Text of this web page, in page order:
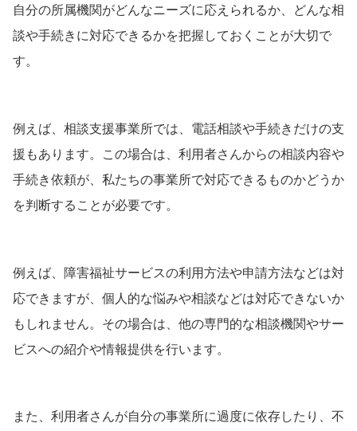
自分の所属機関がどんなニーズに応えられるか、どんな相
談や手続きに対応できるかを把握しておくことが大切で
す。
例えば、相談支援事業所では、電話相談や手続きだけの支
援もあります。この場合は、利用者さんからの相談内容や
手続き依頼が、私たちの事業所で対応できるものかどうか
を判断することが必要です。
例えば、障害福祉サービスの利用方法や申請方法などは対
応できますが、個人的な悩みや相談などは対応できないか
もしれません。その場合は、他の専門的な相談機関やサー
ビスへの紹介や情報提供を行います。
また、利用者さんが自分の事業所に過度に依存したり、不